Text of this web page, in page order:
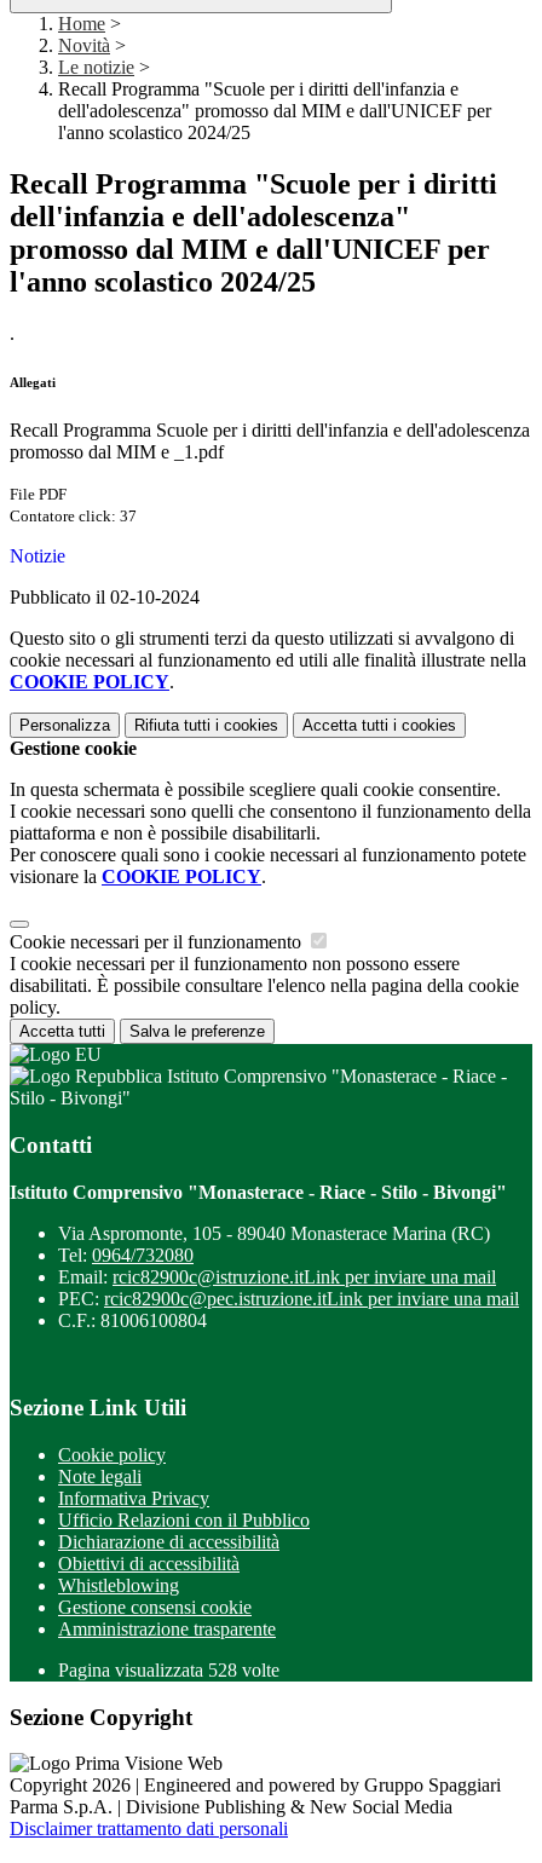
Home >
Novità >
Le notizie >
Recall Programma "Scuole per i diritti dell'infanzia e
dell'adolescenza" promosso dal MIM e dall'UNICEF per
l'anno scolastico 2024/25
Recall Programma "Scuole per i diritti
dell'infanzia e dell'adolescenza"
promosso dal MIM e dall'UNICEF per
l'anno scolastico 2024/25
.
Allegati
Recall Programma Scuole per i diritti dell'infanzia e dell'adolescenza
promosso dal MIM e _1.pdf
File PDF
Contatore click: 37
Notizie
Pubblicato il 02-10-2024
Questo sito o gli strumenti terzi da questo utilizzati si avvalgono di
cookie necessari al funzionamento ed utili alle finalità illustrate nella
COOKIE POLICY.
Personalizza Rifiuta tutti i cookies Accetta tutti i cookies
Gestione cookie
In questa schermata è possibile scegliere quali cookie consentire.
I cookie necessari sono quelli che consentono il funzionamento della
piattaforma e non è possibile disabilitarli.
Per conoscere quali sono i cookie necessari al funzionamento potete
visionare la COOKIE POLICY.
Cookie necessari per il funzionamento
I cookie necessari per il funzionamento non possono essere
disabilitati. È possibile consultare l'elenco nella pagina della cookie
policy.
Accetta tutti Salva le preferenze
Istituto Comprensivo "Monasterace - Riace -
Stilo - Bivongi"
Contatti
Istituto Comprensivo "Monasterace - Riace - Stilo - Bivongi"
Via Aspromonte, 105 - 89040 Monasterace Marina (RC)
Tel: 0964/732080
Email: rcic82900c@istruzione.itLink per inviare una mail
PEC: rcic82900c@pec.istruzione.itLink per inviare una mail
C.F.: 81006100804
Sezione Link Utili
Cookie policy
Note legali
Informativa Privacy
Ufficio Relazioni con il Pubblico
Dichiarazione di accessibilità
Obiettivi di accessibilità
Whistleblowing
Gestione consensi cookie
Amministrazione trasparente
Pagina visualizzata 528 volte
Sezione Copyright
Copyright 2026 | Engineered and powered by Gruppo Spaggiari
Parma S.p.A. | Divisione Publishing & New Social Media
Disclaimer trattamento dati personali